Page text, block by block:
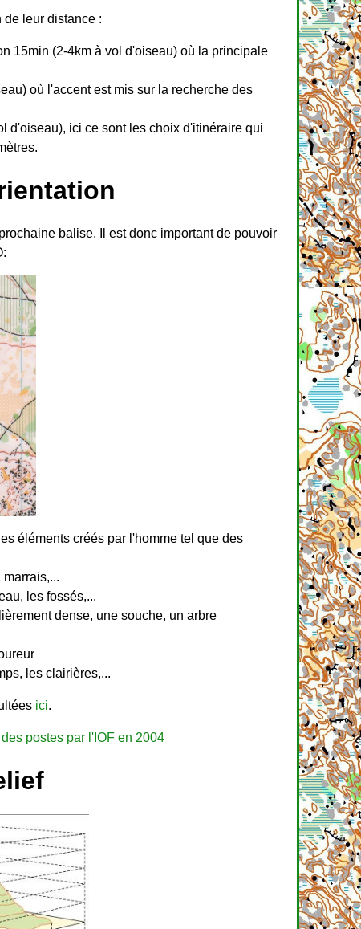
de leur distance :
15min (2-4km à vol d'oiseau) où la principale
où l'accent est mis sur la recherche des
d'oiseau), ici ce sont les choix d'itinéraire qui
balise. Il est donc important de pouvoir
éléments créés par l'homme tel que des
les fossés,...
dense, une souche, un arbre
les clairières,...
ici.
postes par l'IOF en 2004